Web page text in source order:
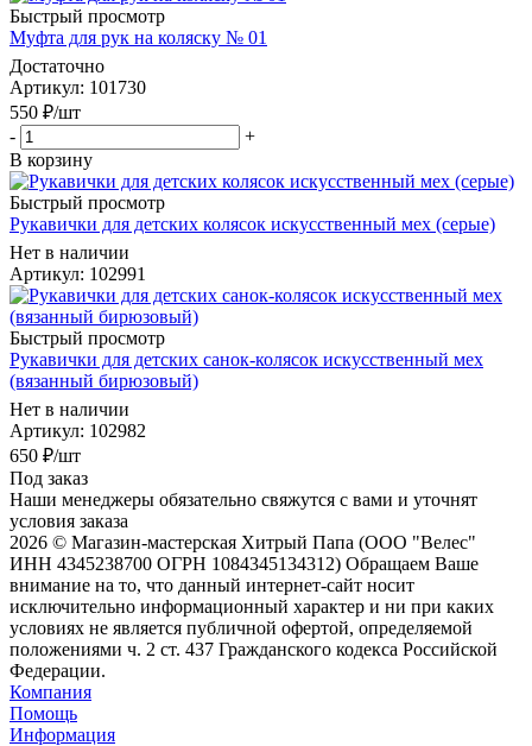
Быстрый просмотр
Муфта для рук на коляску № 01
Достаточно
Артикул: 101730
550 ₽/шт
-
+
В корзину
Быстрый просмотр
Рукавички для детских колясок искусственный мех (серые)
Нет в наличии
Артикул: 102991
Быстрый просмотр
Рукавички для детских санок-колясок искусственный мех
(вязанный бирюзовый)
Нет в наличии
Артикул: 102982
650 ₽/шт
Под заказ
Наши менеджеры обязательно свяжутся с вами и уточнят
условия заказа
2026 © Магазин-мастерская Хитрый Папа (ООО "Велес"
ИНН 4345238700 ОГРН 1084345134312) Обращаем Ваше
внимание на то, что данный интернет-сайт носит
исключительно информационный характер и ни при каких
условиях не является публичной офертой, определяемой
положениями ч. 2 ст. 437 Гражданского кодекса Российской
Федерации.
Компания
Помощь
Информация